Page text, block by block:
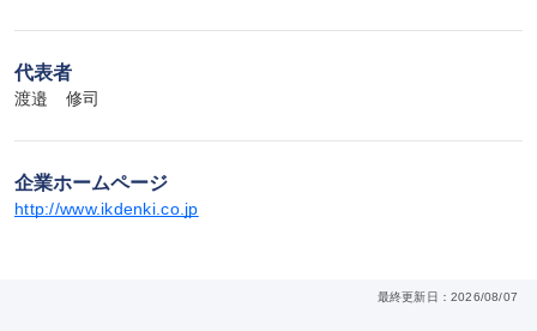
代表者
渡邉　修司
企業ホームページ
http://www.ikdenki.co.jp
最終更新日：2026/08/07